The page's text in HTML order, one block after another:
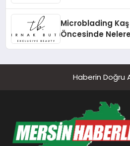
Microblading
Öncesinde
Haberin Doğru